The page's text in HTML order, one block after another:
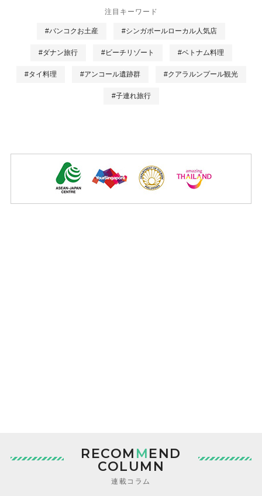
注目キーワード
#バンコクお土産 #シンガポールローカル人気店
#ダナン旅行 #ビーチリゾート #ベトナム料理
#タイ料理 #アンコール遺跡群 #クアラルンプール観光
#子連れ旅行
RECOM MEND
COLUMN
連載コラム